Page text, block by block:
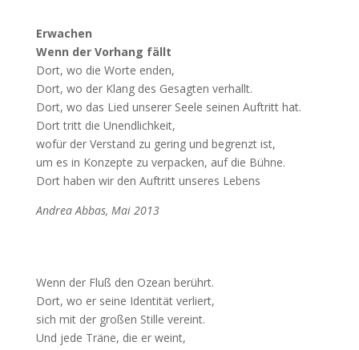
Erwachen
Wenn der Vorhang fällt
Dort, wo die Worte enden,
Dort, wo der Klang des Gesagten verhallt.
Dort, wo das Lied unserer Seele seinen Auftritt hat.
Dort tritt die Unendlichkeit,
wofür der Verstand zu gering und begrenzt ist,
um es in Konzepte zu verpacken, auf die Bühne.
Dort haben wir den Auftritt unseres Lebens
Andrea Abbas, Mai 2013
Wenn der Fluß den Ozean berührt.
Dort, wo er seine Identität verliert,
sich mit der großen Stille vereint.
Und jede Träne, die er weint,